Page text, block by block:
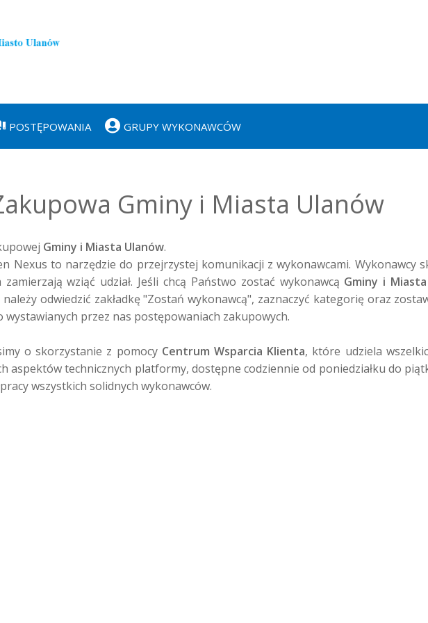
POSTĘPOWANIA GRUPY WYKONAWCÓW
Gminy i Miasta Ulanów
Gminy i Miasta Ulanów.
Nexus to narzędzie do przejrzystej komunikacji z wykonawcami. Wykonawcy
wziąć udział. Jeśli chcą Państwo zostać wykonawcą Gminy i
odwiedzić zakładkę "Zostań wykonawcą", zaznaczyć kategorię oraz
przez nas postępowaniach zakupowych.
o skorzystanie z pomocy Centrum Wsparcia Klienta, które udziela
aspektów technicznych platformy, dostępne codziennie od poniedziałku do
wszystkich solidnych wykonawców.